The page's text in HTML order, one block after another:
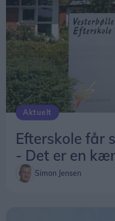
Aktuelt
Efterskole får
- Det er en
Simon Jensen